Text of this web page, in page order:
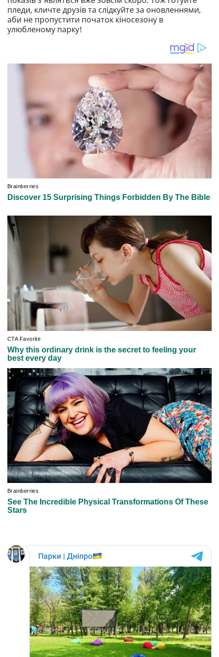
пледи, кличте друзів та слідкуйте за оновленнями,
аби не пропустити початок кіносезону в
улюбленому парку!